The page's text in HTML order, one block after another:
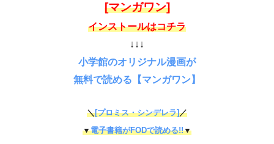
[マンガワン]
インストールはコチラ
↓↓↓
小学館のオリジナル漫画が
無料で読める【マンガワン】
＼[プロミス・シンデレラ]／
▼電子書籍がFODで読める!!▼